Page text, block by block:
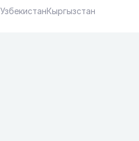
УзбекистанКыргызстан